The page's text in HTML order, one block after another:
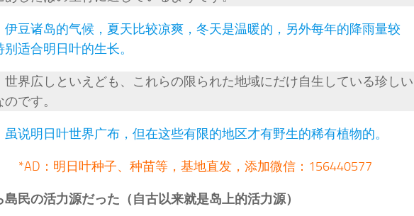
伊豆诸岛的气候，夏天比较凉爽，冬天是温暖的，另外每年的降雨量较
别适合明日叶的生长。
世界広しといえども、これらの限られた地域にだけ自生している珍しい
です。
虽说明日叶世界广布，但在这些有限的地区才有野生的稀有植物的。
*AD：明日叶种子、种苗等，基地直发，添加微信：156440577
島民の活力源だった（自古以来就是岛上的活力源）